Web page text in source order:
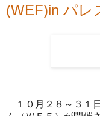
(WEF)in パレ
１０月２８～３１